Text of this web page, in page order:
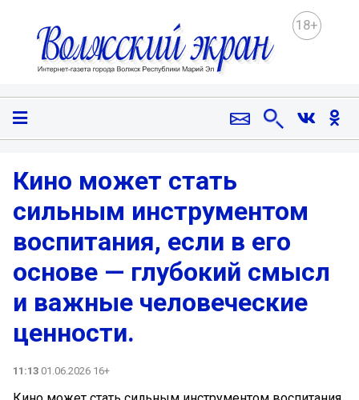
18+
Кино может стать
сильным инструментом
воспитания, если в его
основе — глубокий смысл
и важные человеческие
ценности.
11:13 01.06.2026 16+